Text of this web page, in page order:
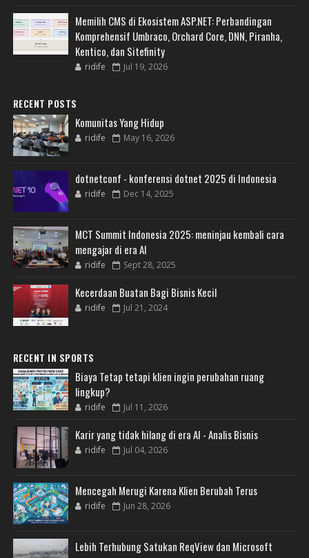
Memilih CMS di Ekosistem ASP.NET: Perbandingan
Komprehensif Umbraco, Orchard Core, DNN, Piranha,
Kentico, dan Sitefinity
ridife Jul 19, 2026
RECENT POSTS
Komunitas Yang Hidup
ridife May 16, 2026
dotnetconf - konferensi dotnet 2025 di Indonesia
ridife Dec 14, 2025
MCT Summit Indonesia 2025: meninjau kembali cara
mengajar di era AI
ridife Sept 28, 2025
Kecerdaan Buatan Bagi Bisnis Kecil
ridife Jul 21, 2024
RECENT IN SPORTS
Biaya Tetap tetapi klien ingin perubahan ruang
lingkup?
ridife Jul 11, 2026
Karir yang tidak hilang di era AI - Analis Bisnis
ridife Jul 04, 2026
Mencegah Merugi Karena Klien Berubah Terus
ridife Jun 28, 2026
Lebih Terhubung Satukan ReqView dan Microsoft